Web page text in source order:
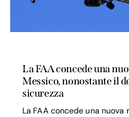
La FAA concede una
Messico, nonostante il
sicurezza
La FAA concede una nuova